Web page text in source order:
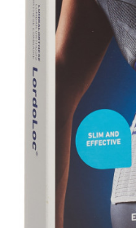
Мой аккаунт
Оставить отзыв
Оформление заказа
Подтверждение